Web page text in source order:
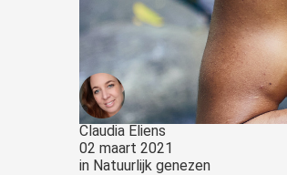
Claudia Eliens
02 maart 2021
in Natuurlijk genezen